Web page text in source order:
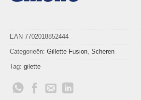
EAN 7702018852444
Categorieën: Gillette Fusion, Scheren
Tag: gilette